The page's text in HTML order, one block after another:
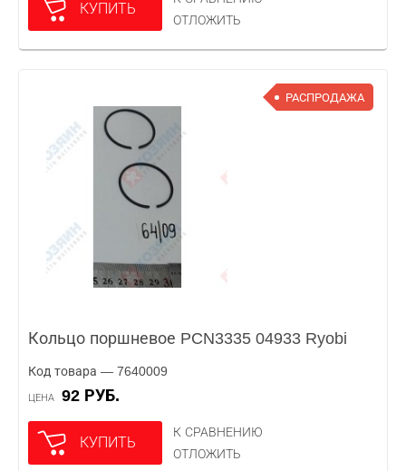
КУПИТЬ
ОТЛОЖИТЬ
РАСПРОДАЖА
Кольцо поршневое PCN3335 04933 Ryobi
Код товара — 7640009
ЦЕНА 92 РУБ.
КУПИТЬ
К СРАВНЕНИЮ
ОТЛОЖИТЬ